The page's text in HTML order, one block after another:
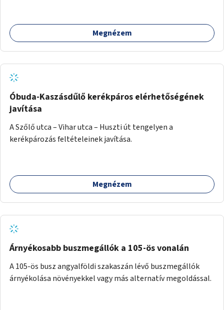
Megnézem
Óbuda-Kaszásdűlő kerékpáros elérhetőségének
javítása
A Szőlő utca – Vihar utca – Huszti út tengelyen a
kerékpározás feltételeinek javítása.
Megnézem
Árnyékosabb buszmegállók a 105-ös vonalán
A 105-ös busz angyalföldi szakaszán lévő buszmegállók
árnyékolása növényekkel vagy más alternatív megoldással.